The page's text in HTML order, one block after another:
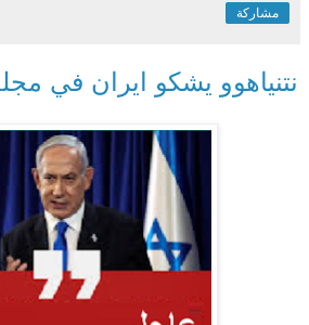
مشاركة
نتنياهوو يشكو ايران في